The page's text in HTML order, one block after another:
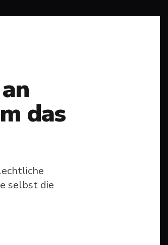
das
selbst die